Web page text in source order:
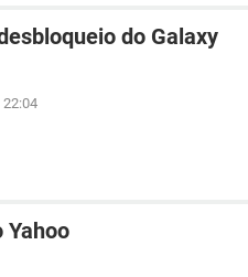
do Galaxy
22:04
Yahoo